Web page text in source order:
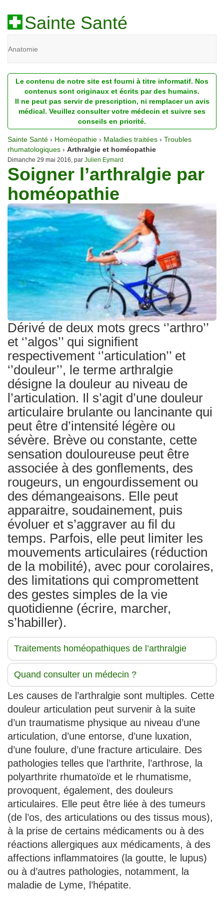
Sainte Santé
Anatomie
Diagnostic
Dossiers
Homéopathie
Nutrition
Pathologie
Psychologie
Recherches
Traitements
Le contenu de notre site est fourni à titre informatif. Nos
contenus sont originaux et écrits par des humains.
Il ne peut pas servir de prescription, ni remplacer un avis
médical. Veuillez consulter votre médecin et suivre ses
conseils en priorité.
Sainte Santé › Homéopathie › Maladies traitées › Troubles
rhumatologiques › Arthralgie et homéopathie
Dimanche 29 mai 2016, par Julien Eymard
Soigner l’arthralgie par
homéopathie
Dérivé de deux mots grecs ‘’arthro’’
et ‘’algos’’ qui signifient
respectivement ‘’articulation’’ et
‘’douleur’’, le terme arthralgie
désigne la douleur au niveau de
l’articulation. Il s’agit d’une douleur
articulaire brulante ou lancinante qui
peut être d’intensité légère ou
sévère. Brève ou constante, cette
sensation douloureuse peut être
associée à des gonflements, des
rougeurs, un engourdissement ou
des démangeaisons. Elle peut
apparaitre, soudainement, puis
évoluer et s’aggraver au fil du
temps. Parfois, elle peut limiter les
mouvements articulaires (réduction
de la mobilité), avec pour corolaires,
des limitations qui compromettent
des gestes simples de la vie
quotidienne (écrire, marcher,
s’habiller).
Traitements homéopathiques de l’arthralgie
Quand consulter un médecin ?
Les causes de l’arthralgie sont multiples. Cette
douleur articulation peut survenir à la suite
d’un traumatisme physique au niveau d’une
articulation, d’une entorse, d’une luxation,
d’une foulure, d’une fracture articulaire. Des
pathologies telles que l’arthrite, l’arthrose, la
polyarthrite rhumatoïde et le rhumatisme,
provoquent, également, des douleurs
articulaires. Elle peut être liée à des tumeurs
(de l’os, des articulations ou des tissus mous),
à la prise de certains médicaments ou à des
réactions allergiques aux médicaments, à des
affections inflammatoires (la goutte, le lupus)
ou à d’autres pathologies, notamment, la
maladie de Lyme, l’hépatite.